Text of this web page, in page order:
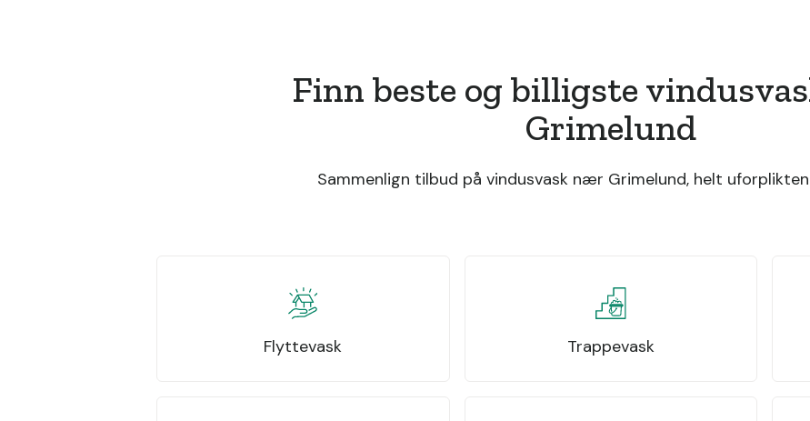
Finn beste og billigste
Grimelund
Sammenlign tilbud på vindusvask nær Grimelund, helt
Flyttevask Trappevask